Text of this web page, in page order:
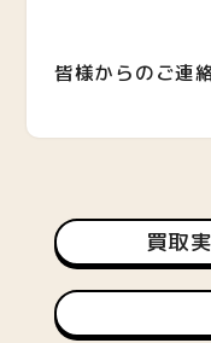
皆様からのご連
買取